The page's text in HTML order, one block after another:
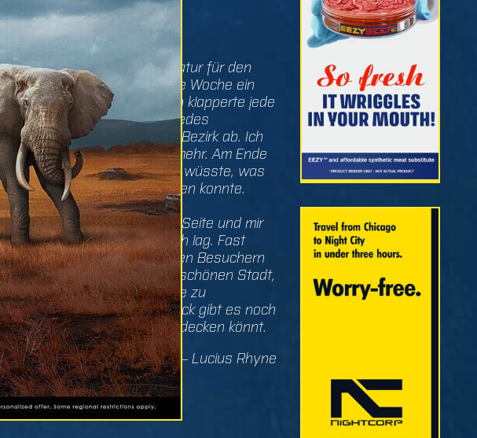
GRUSSWORT DES
BÜRGERMEISTERS
Bei meiner ersten Kandidatur für den
Stadtrat brauchte ich jede Woche ein
neues Paar Bandittos. Ich klapperte jede
Straße, jede Gasse und jedes
Megagebäude in meinem Bezirk ab. Ich
sah viel und hörte noch mehr. Am Ende
dachte ich, dass ich alles wüsste, was
man über Night City wissen konnte.
Doch dann sah ich diese Seite und mir
wurde klar, dass ich falsch lag. Fast
sträube ich mich, euch, den Besuchern
und Bewohnern unserer schönen Stadt,
so viele ihrer Geheimnisse zu
offenbaren. Aber zum Glück gibt es noch
so viel, das ihr selbst entdecken könnt.
– Lucius Rhyne